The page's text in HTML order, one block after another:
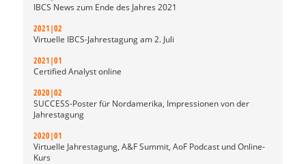
IBCS News zum Ende des Jahres 2021
2021|02
Virtuelle IBCS-Jahrestagung am 2. Juli
2021|01
Certified Analyst online
2020|02
SUCCESS-Poster für Nordamerika, Impressionen von der
Jahrestagung
2020|01
Virtuelle Jahrestagung, A&F Summit, AoF Podcast und Online-
Kurs